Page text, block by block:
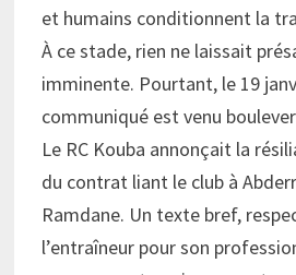
et humains conditionnent la
À ce stade, rien ne laissait
imminente. Pourtant, le 19
communiqué est venu
Le RC Kouba annonçait la
du contrat liant le club à
Ramdane. Un texte bref,
l’entraîneur pour son